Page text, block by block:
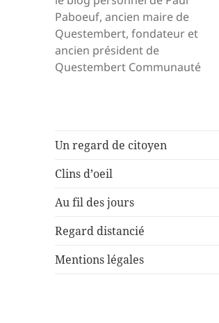
Paboeuf, ancien maire de
Questembert, fondateur et
ancien président de
Questembert Communauté
Un regard de citoyen
Clins d’oeil
Au fil des jours
Regard distancié
Mentions légales